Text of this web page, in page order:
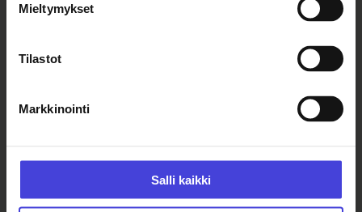
Mieltymykset
Tilastot
Markkinointi
Salli kaikki
Muut tapahtumapaikat